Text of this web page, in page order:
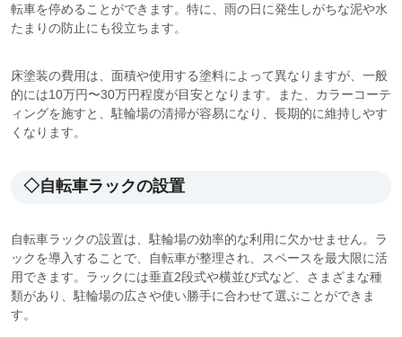
転車を停めることができます。特に、雨の日に発生しがちな泥や水
たまりの防止にも役立ちます。
床塗装の費用は、面積や使用する塗料によって異なりますが、一般
的には10万円〜30万円程度が目安となります。また、カラーコーテ
ィングを施すと、駐輪場の清掃が容易になり、長期的に維持しやす
くなります。
◇自転車ラックの設置
自転車ラックの設置は、駐輪場の効率的な利用に欠かせません。ラ
ックを導入することで、自転車が整理され、スペースを最大限に活
用できます。ラックには垂直2段式や横並び式など、さまざまな種
類があり、駐輪場の広さや使い勝手に合わせて選ぶことができま
す。